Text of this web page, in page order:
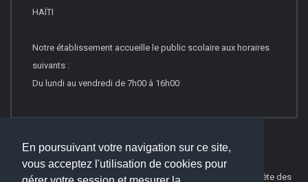
En poursuivant votre navigation sur ce site,
vous acceptez l'utilisation de cookies pour
HAÏTI
Notre établissement accueille le public scolaire aux horaires
suivants :
Du lundi au vendredi de 7h00 à 16h00
© 2016 Websco Innovations -Mentions Légales Liste Complète des